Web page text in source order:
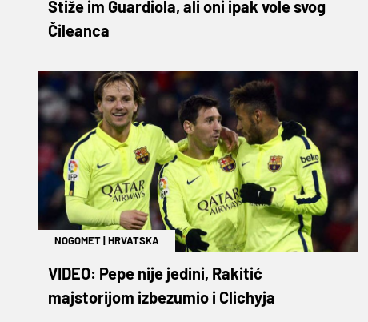
Stiže im Guardiola, ali oni ipak vole svog
Čileanca
NOGOMET|HRVATSKA
VIDEO: Pepe nije jedini, Rakitić
majstorijom izbezumio i Clichyja